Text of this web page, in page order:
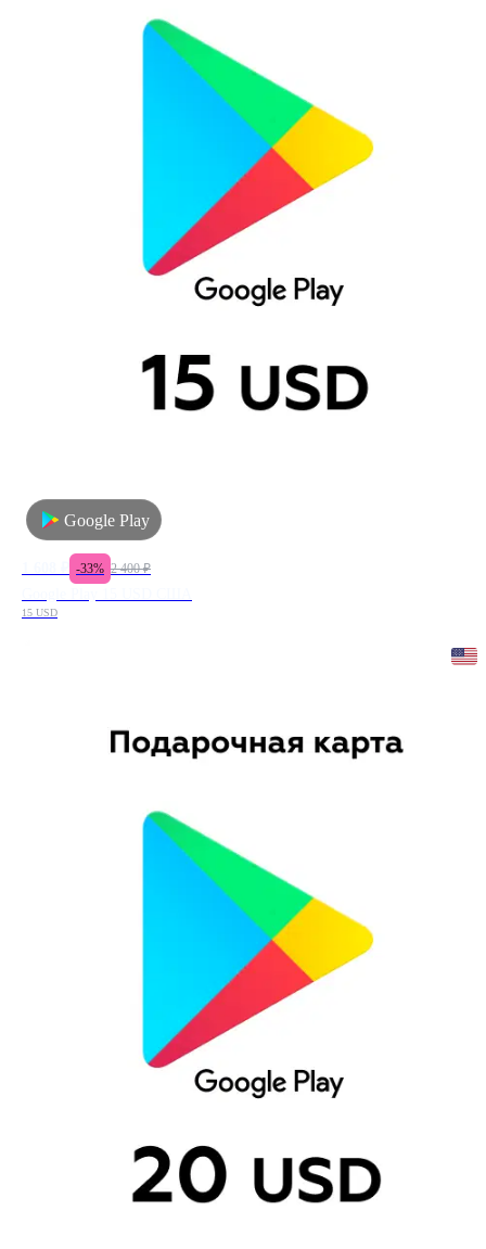
Google Play
-33% 2 400 ₽
15 USD